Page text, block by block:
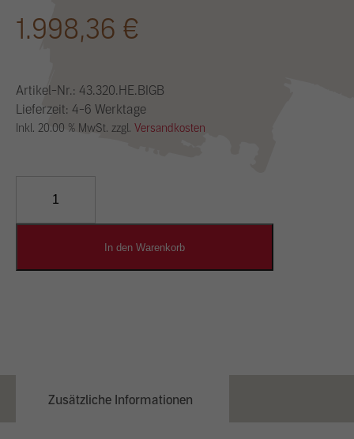
1.998,36 €
Artikel-Nr.: 43.320.HE.BIGB
Lieferzeit: 4-6 Werktage
Inkl. 20.00 % MwSt. zzgl. Versandkosten
Designputz
In den Warenkorb
Zusätzliche Informationen